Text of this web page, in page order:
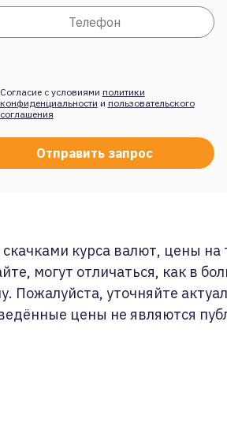
Согласие с условиями политики
конфиденциальности и пользовательского
соглашения
скачками курса валют, цены на
могут отличаться, как в
Пожалуйста, уточняйте
цены не являются